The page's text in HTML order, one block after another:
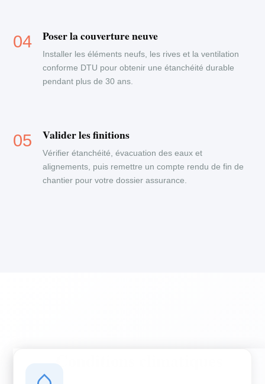
Poser la couverture neuve
Installer les éléments neufs, les rives et la ventilation
conforme DTU pour obtenir une étanchéité durable
pendant plus de 30 ans.
Valider les finitions
Vérifier étanchéité, évacuation des eaux et
alignements, puis remettre un compte rendu de fin de
chantier pour votre dossier assurance.